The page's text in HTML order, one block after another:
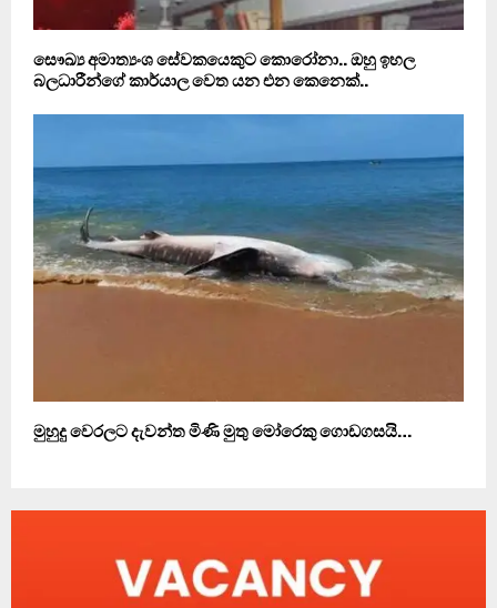
සෞඛ්‍ය අමාත්‍යංශ සේවකයෙකුට කොරෝනා.. ඔහු ඉහල
බලධාරීන්ගේ කාර්යාල වෙත යන එන කෙනෙක්..
මුහුදු වෙරලට දැවන්ත මිණි මුතු මෝරෙකු ගොඩගසයි…